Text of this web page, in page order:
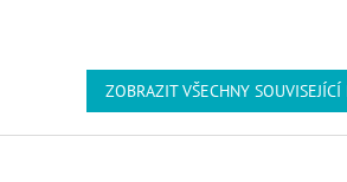
ZOBRAZIT VŠECHNY
Zápatí